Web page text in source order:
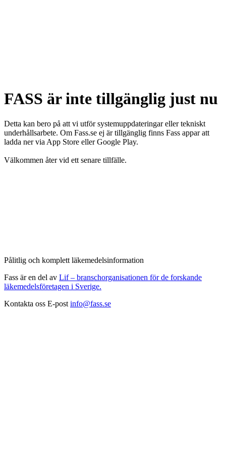
FASS är inte tillgänglig just nu
Detta kan bero på att vi utför systemuppdateringar eller tekniskt
underhållsarbete. Om Fass.se ej är tillgänglig finns Fass appar att
ladda ner via App Store eller Google Play.
Välkommen åter vid ett senare tillfälle.
Pålitlig och komplett läkemedelsinformation
Fass är en del av Lif – branschorganisationen för de forskande
läkemedelsföretagen i Sverige.
Kontakta oss E-post info@fass.se